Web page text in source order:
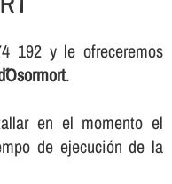
192 y le ofreceremos
.
en el momento el
de ejecución de la